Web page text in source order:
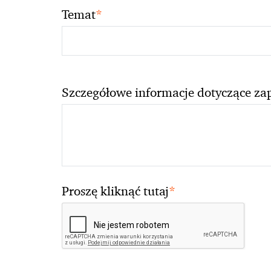
Temat*
Szczegółowe informacje dotyczące
Proszę kliknąć tutaj*